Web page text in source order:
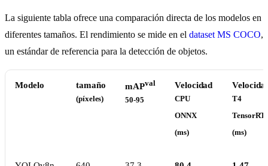
La siguiente tabla ofrece una comparación directa de los modelos en
diferentes tamaños. El rendimiento se mide en el dataset MS COCO,
un estándar de referencia para la detección de objetos.
Modelo tamaño
(píxeles)
mAPval
50-95
Velocidad
CPU
ONNX
(ms)
T4
(ms)